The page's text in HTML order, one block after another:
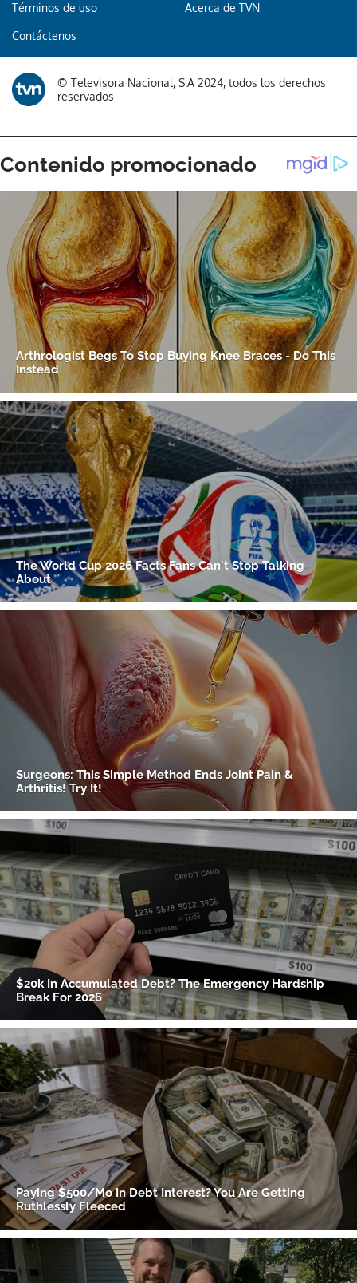
Términos de uso Acerca de TVN
Contáctenos
© Televisora Nacional, S.A 2024, todos los derechos
reservados